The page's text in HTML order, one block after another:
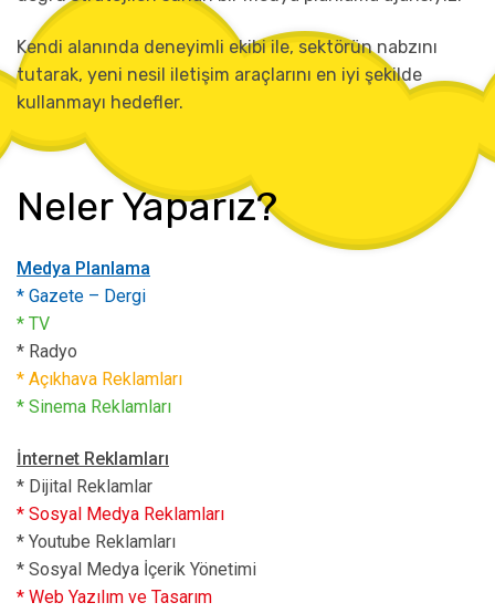
Kendi alanında deneyimli ekibi ile, sektörün nabzını
tutarak, yeni nesil iletişim araçlarını en iyi şekilde
kullanmayı hedefler.
Neler Yaparız?
Medya Planlama
* Gazete – Dergi
* TV
* Radyo
* Açıkhava Reklamları
* Sinema Reklamları
İnternet Reklamları
* Dijital Reklamlar
* Sosyal Medya Reklamları
* Youtube Reklamları
* Sosyal Medya İçerik Yönetimi
* Web Yazılım ve Tasarım